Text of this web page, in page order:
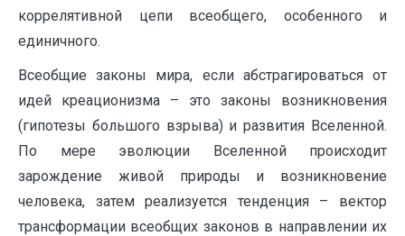
коррелятивной цепи всеобщего, особенного и
единичного.
Всеобщие законы мира, если абстрагироваться от
идей креационизма – это законы возникновения
(гипотезы большого взрыва) и развития Вселенной.
По мере эволюции Вселенной происходит
зарождение живой природы и возникновение
человека, затем реализуется тенденция – вектор
трансформации всеобщих законов в направлении их